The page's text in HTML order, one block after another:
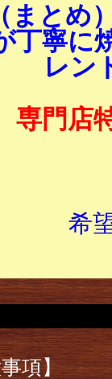
（まとめ
丁寧に
レン
専門店
希
項】